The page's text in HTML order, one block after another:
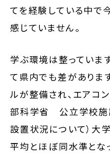
てを経験している中で
感じていません。
学ぶ環境は整っていま
て県内でも差がありま
ルが整備され、エアコ
部科学省 公立学校施
設置状況について）大
平均とほぼ同水準とな